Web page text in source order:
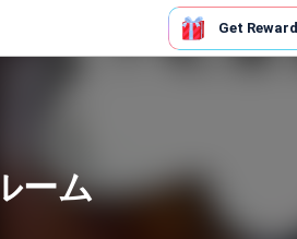
Get Reward
ーム